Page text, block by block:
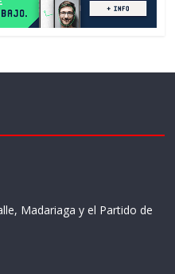
Madariaga y el Partido de